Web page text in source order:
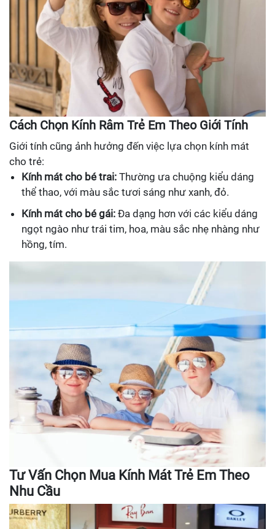
Cách Chọn Kính Râm Trẻ Em Theo Giới Tính
Giới tính cũng ảnh hưởng đến việc lựa chọn kính mát
cho trẻ:
Kính mát cho bé trai: Thường ưa chuộng kiểu dáng
thể thao, với màu sắc tươi sáng như xanh, đỏ.
Kính mát cho bé gái: Đa dạng hơn với các kiểu dáng
ngọt ngào như trái tim, hoa, màu sắc nhẹ nhàng như
hồng, tím.
Tư Vấn Chọn Mua Kính Mát Trẻ Em Theo
Nhu Cầu